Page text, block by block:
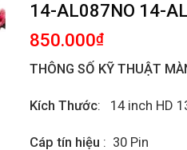
14-AL087NO 14-
850.000₫
THÔNG SỐ KỸ THUẬT
Kích Thước: 14 inch HD
Cáp tín hiệu : 30 Pin